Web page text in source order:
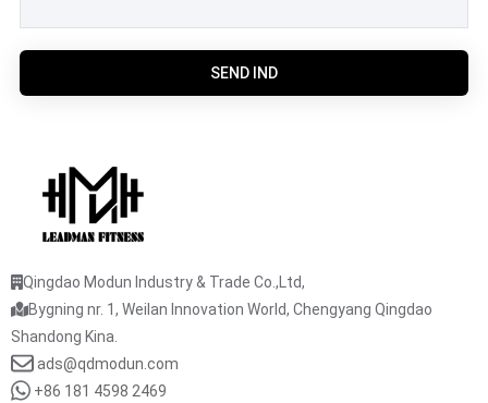
SEND IND
Qingdao Modun Industry & Trade Co.,Ltd,
Bygning nr. 1, Weilan Innovation World, Chengyang Qingdao
Shandong Kina.
ads@qdmodun.com
+86 181 4598 2469